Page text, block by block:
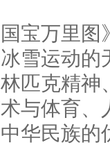
宝万里
雪运动
匹克精
与体育
华民族的